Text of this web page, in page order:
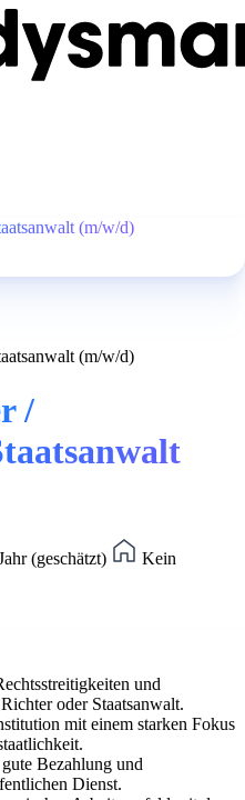
(m/w/d)
(m/w/d)
/
(geschätzt)
Kein
und
oder Staatsanwalt.
mit einem starken Fokus
Bezahlung und
Dienst.